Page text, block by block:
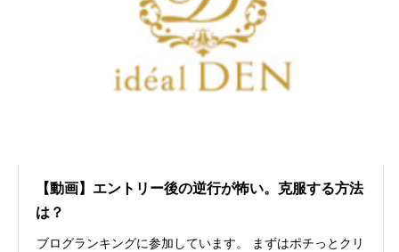
【動画】エントリー後の逆行が怖い。克服する方法
は？
ブログランキングに参加しています。 まずはポチっとクリ